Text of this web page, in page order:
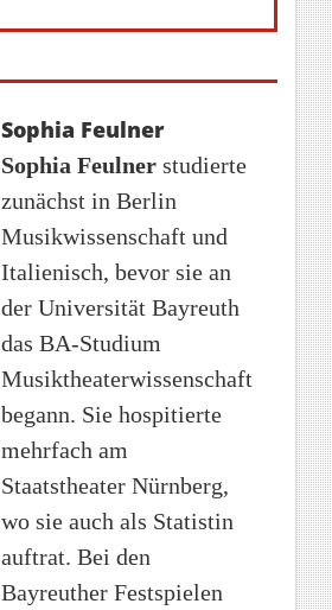
Sophia Feulner
Sophia Feulnerstudierte
zunächst in Berlin
Musikwissenschaft und
Italienisch, bevor sie an
der Universität Bayreuth
das BA-Studium
Musiktheaterwissenschaft
begann. Sie hospitierte
mehrfach am
Staatstheater Nürnberg,
wo sie auch als Statistin
auftrat. Bei den
Bayreuther Festspielen